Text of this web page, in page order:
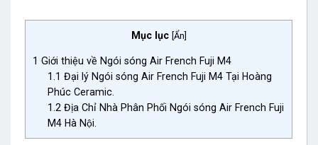
Mục lục [Ẩn]
1 Giới thiệu về Ngói sóng Air French Fuji M4
1.1 Đại lý Ngói sóng Air French Fuji M4 Tại Hoàng
Phúc Ceramic.
1.2 Địa Chỉ Nhà Phân Phối Ngói sóng Air French Fuji
M4 Hà Nội.